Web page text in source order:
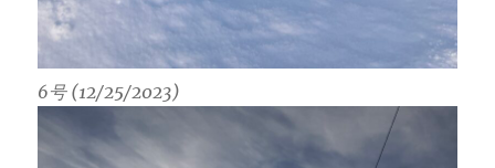
6号 (12/25/2023)